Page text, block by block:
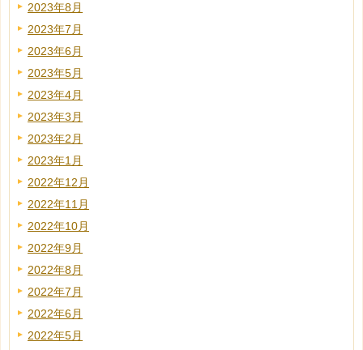
2023年8月
2023年7月
2023年6月
2023年5月
2023年4月
2023年3月
2023年2月
2023年1月
2022年12月
2022年11月
2022年10月
2022年9月
2022年8月
2022年7月
2022年6月
2022年5月